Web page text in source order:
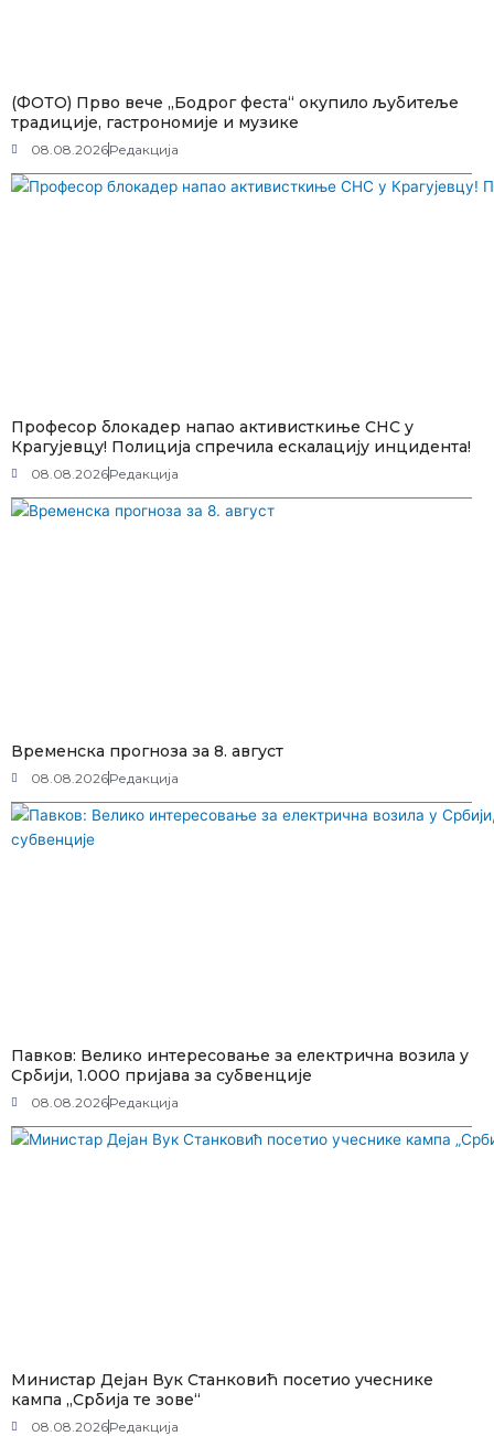
(ФОТО) Прво вече „Бодрог феста“ окупило љубитеље
традиције, гастрономије и музике
08.08.2026Редакција
Професор блокадер напао активисткиње СНС у
Крагујевцу! Полиција спречила ескалацију инцидента!
08.08.2026Редакција
Временска прогноза за 8. август
08.08.2026Редакција
Павков: Велико интересовање за електрична возила у
Србији, 1.000 пријава за субвенције
08.08.2026Редакција
Министар Дејан Вук Станковић посетио учеснике
кампа „Србија те зове“
08.08.2026Редакција